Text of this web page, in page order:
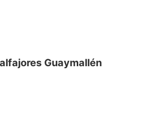
Guaymallén